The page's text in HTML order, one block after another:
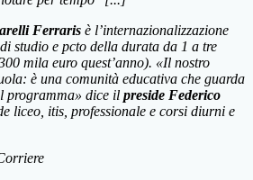
Ferraris è l’internazionalizzazione
studio e pcto della durata da 1 a tre
mila euro quest’anno). «Il nostro
è una comunità educativa che guarda
programma» dice il preside Federico
liceo, itis, professionale e corsi diurni e